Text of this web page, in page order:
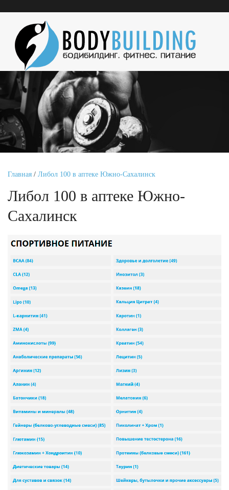
Главная / Либол 100 в аптеке Южно-Сахалинск
Либол 100 в аптеке Южно-
Сахалинск